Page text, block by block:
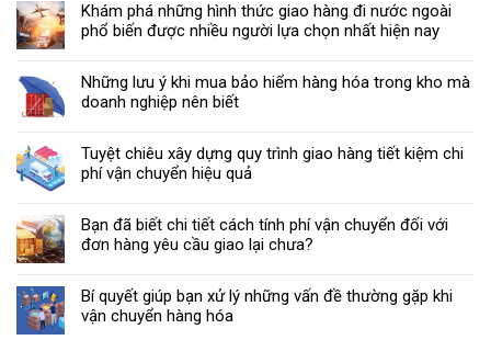
Khám phá những hình thức giao hàng đi nước ngoài
phổ biến được nhiều người lựa chọn nhất hiện nay
Những lưu ý khi mua bảo hiểm hàng hóa trong kho mà
doanh nghiệp nên biết
Tuyệt chiêu xây dựng quy trình giao hàng tiết kiệm chi
phí vận chuyển hiệu quả
Bạn đã biết chi tiết cách tính phí vận chuyển đối với
đơn hàng yêu cầu giao lại chưa?
Bí quyết giúp bạn xử lý những vấn đề thường gặp khi
vận chuyển hàng hóa